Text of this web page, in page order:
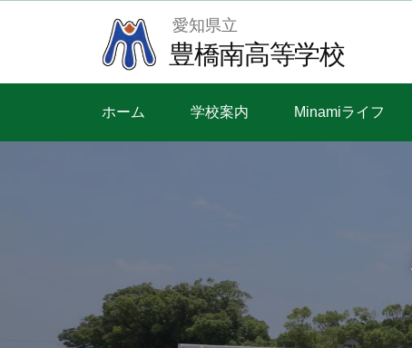
愛知県立
豊橋南高等学校
ホーム 学校案内 Minamiライフ